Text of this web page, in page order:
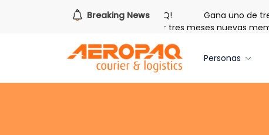
Breaking News
hora de redimir tus libras de Cash PAQ! Gana uno de
de Bienvenida: 20 libras gratis por tres meses nuevas
Personas